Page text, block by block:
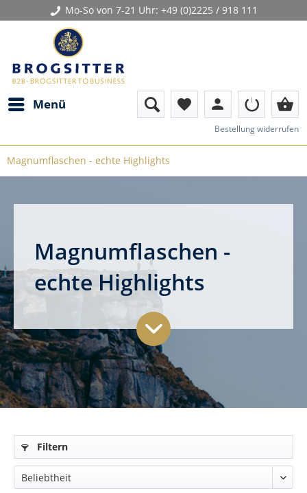
Mo-So von 7-21 Uhr: +49 (0)2225 / 918 111
Menü favorite person shopping_basket
Bestellung widerrufen
Magnumflaschen - echte Highlights
Magnumflaschen -
echte Highlights
Filtern